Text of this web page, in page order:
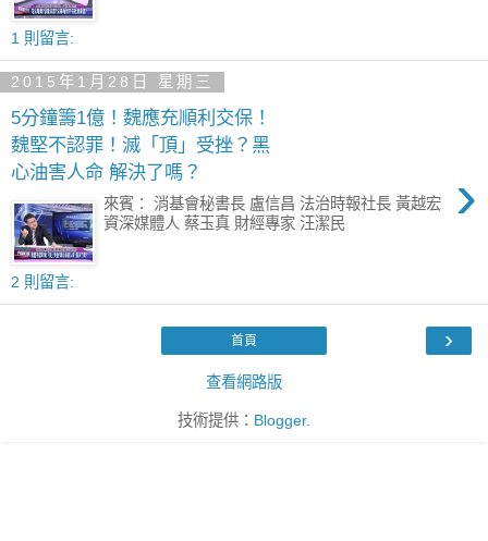
1 則留言:
2015年1月28日 星期三
5分鐘籌1億！魏應充順利交保！
魏堅不認罪！滅「頂」受挫？黑
心油害人命 解決了嗎？
›
來賓： 消基會秘書長 盧信昌 法治時報社長 黃越宏
資深媒體人 蔡玉真 財經專家 汪潔民
2 則留言:
›
首頁
查看網路版
技術提供： Blogger.